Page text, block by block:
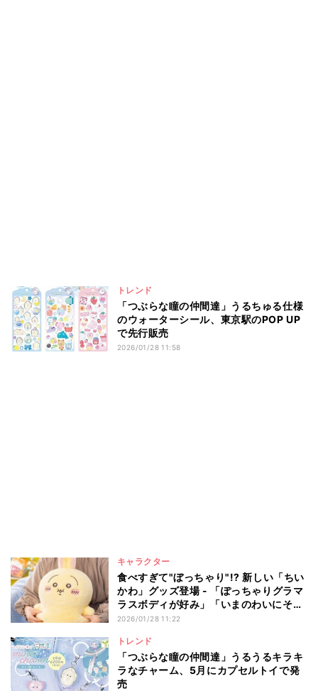
トレンド
「つぶらな瞳の仲間達」うるちゅる仕様
のウォーターシール、東京駅のPOP UP
で先行販売
2026/01/28 11:58
キャラクター
食べすぎて"ぼっちゃり"!? 新しい「ちい
かわ」グッズ登場 - 「ぽっちゃりグラマ
ラスボディが好み」「いまのわいにそっ
くり」
2026/01/28 11:22
トレンド
「つぶらな瞳の仲間達」うるうるキラキ
ラなチャーム、5月にカプセルトイで発
売